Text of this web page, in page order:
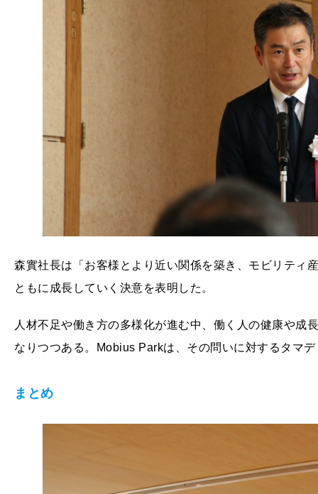
森實社長は「お客様とより近い関係を築き、モビリティ
ともに成長していく決意を表明した。
人材不足や働き方の多様化が進む中、働く人の健康や成
なりつつある。Mobius Parkは、その問いに対するタマ
まとめ